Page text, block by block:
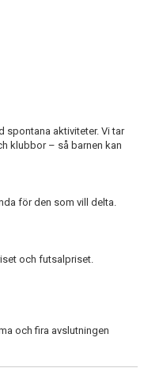
spontana aktiviteter. Vi tar
klubbor – så barnen kan
för den som vill delta.
och futsalpriset.
och fira avslutningen